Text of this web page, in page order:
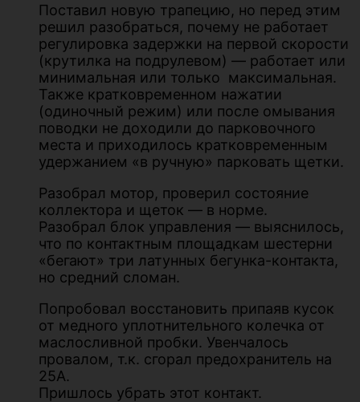
Поставил новую трапецию, но перед этим
решил разобраться, почему не работает
регулировка задержки на первой скорости
(крутилка на подрулевом) — работает или
минимальная или только максимальная.
Также кратковременном нажатии
(одиночный режим) или после омывания
поводки не доходили до парковочного
места и приходилось кратковременным
удержанием «в ручную» парковать щетки.
Разобрал мотор, проверил состояние
коллектора и щеток — в норме.
Разобрал блок управления — выяснилось,
что по контактным площадкам шестерни
«бегают» три латунных бегунка-контакта,
но средний сломан.
Попробовал восстановить припаяв кусок
от медного уплотнительного колечка от
маслосливной пробки. Увенчалось
провалом, т.к. сгорал предохранитель на
25А.
Пришлось убрать этот контакт.